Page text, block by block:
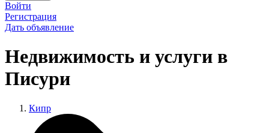
Войти
Регистрация
Дать объявление
Недвижимость и услуги в
Писури
Кипр